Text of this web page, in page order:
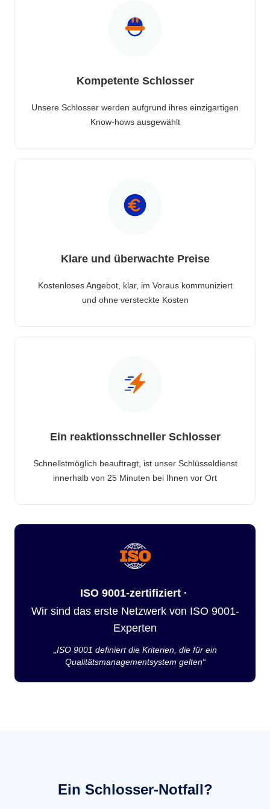
Kompetente Schlosser
Unsere Schlosser werden aufgrund ihres einzigartigen
Know-hows ausgewählt
Klare und überwachte Preise
Kostenloses Angebot, klar, im Voraus kommuniziert
und ohne versteckte Kosten
Ein reaktionsschneller Schlosser
Schnellstmöglich beauftragt, ist unser Schlüsseldienst
innerhalb von 25 Minuten bei Ihnen vor Ort
ISO 9001-zertifiziert ·
Wir sind das erste Netzwerk von ISO 9001-
Experten
„ISO 9001 definiert die Kriterien, die für ein
Qualitätsmanagementsystem gelten“
Ein Schlosser-Notfall?